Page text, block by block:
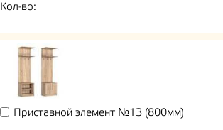
Кол-во:
Приставной элемент №13 (800мм)